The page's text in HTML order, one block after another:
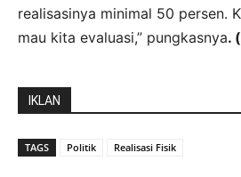
realisasinya minimal 50 persen.
mau kita evaluasi,” pungkasnya.
IKLAN
TAGS Politik Realisasi Fisik